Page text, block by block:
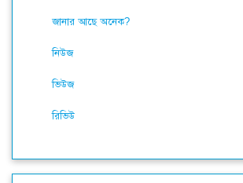
জানার আছে অনেক?
নিউজ
ভিউজ
রিভিউ